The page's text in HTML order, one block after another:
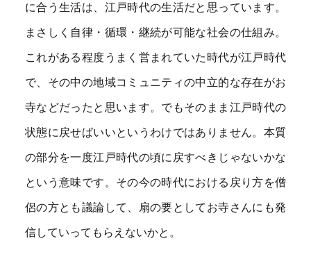
に合う生活は、江戸時代の生活だと思っています。
まさしく自律・循環・継続が可能な社会の仕組み。
これがある程度うまく営まれていた時代が江戸時代
で、その中の地域コミュニティの中立的な存在がお
寺などだったと思います。でもそのまま江戸時代の
状態に戻せばいいというわけではありません。本質
の部分を一度江戸時代の頃に戻すべきじゃないかな
という意味です。その今の時代における戻り方を僧
侶の方とも議論して、扇の要としてお寺さんにも発
信していってもらえないかと。